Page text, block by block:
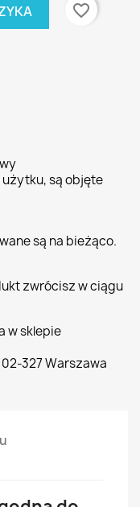
favorite_border
są objęte
są na bieżąco.
zwrócisz w ciągu
w sklepie
327 Warszawa